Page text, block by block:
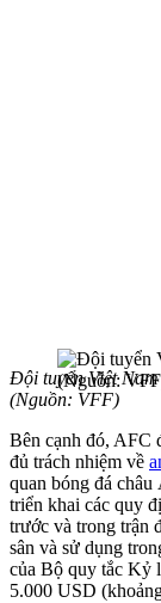
Đội tuyển Việt
(Nguồn: VFF)
Bên cạnh đó, AFC
đủ trách nhiệm về
quan bóng đá
triển khai các quy
trước và trong trận
sân và sử dụng
của Bộ quy tắc Kỷ
5.000 USD